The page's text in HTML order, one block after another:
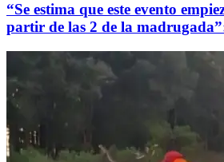
“Se estima que este evento
partir de las 2 de la